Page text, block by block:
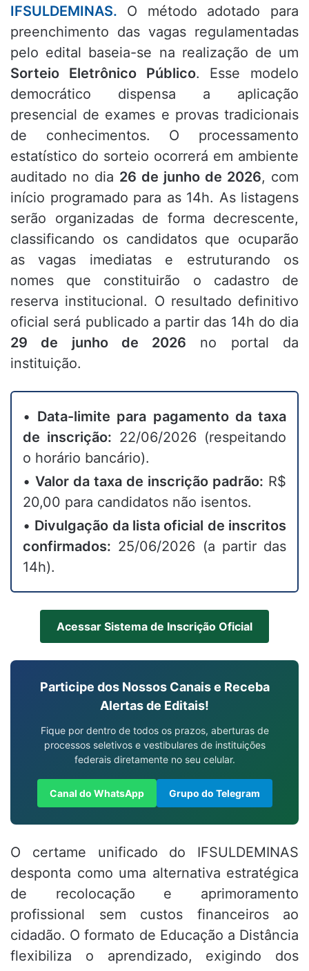
IFSULDEMINAS. O método adotado para
preenchimento das vagas regulamentadas
pelo edital baseia-se na realização de um
Sorteio Eletrônico Público. Esse modelo
democrático dispensa a aplicação
presencial de exames e provas tradicionais
de conhecimentos. O processamento
estatístico do sorteio ocorrerá em ambiente
auditado no dia 26 de junho de 2026, com
início programado para as 14h. As listagens
serão organizadas de forma decrescente,
classificando os candidatos que ocuparão
as vagas imediatas e estruturando os
nomes que constituirão o cadastro de
reserva institucional. O resultado definitivo
oficial será publicado a partir das 14h do dia
29 de junho de 2026 no portal da
instituição.
• Data-limite para pagamento da taxa
de inscrição: 22/06/2026 (respeitando
o horário bancário).
• Valor da taxa de inscrição padrão: R$
20,00 para candidatos não isentos.
• Divulgação da lista oficial de inscritos
confirmados: 25/06/2026 (a partir das
14h).
Acessar Sistema de Inscrição Oficial
Participe dos Nossos Canais e Receba
Alertas de Editais!
Fique por dentro de todos os prazos, aberturas de
processos seletivos e vestibulares de instituições
federais diretamente no seu celular.
Canal do WhatsApp Grupo do Telegram
O certame unificado do IFSULDEMINAS
desponta como uma alternativa estratégica
de recolocação e aprimoramento
profissional sem custos financeiros ao
cidadão. O formato de Educação a Distância
flexibiliza o aprendizado, exigindo dos